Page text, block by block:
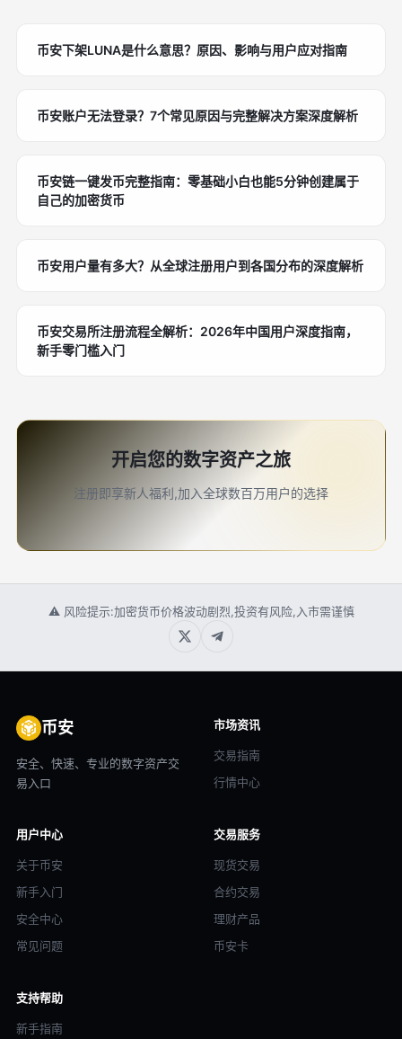
币安下架LUNA是什么意思？原因、影响与用户应对指南
币安账户无法登录？7个常见原因与完整解决方案深度解析
币安链一键发币完整指南：零基础小白也能5分钟创建属于
自己的加密货币
币安用户量有多大？从全球注册用户到各国分布的深度解析
币安交易所注册流程全解析：2026年中国用户深度指南，
新手零门槛入门
开启您的数字资产之旅
注册即享新人福利,加入全球数百万用户的选择
⚠ 风险提示:加密货币价格波动剧烈,投资有风险,入市需谨慎
币安
安全、快速、专业的数字资产交
易入口
市场资讯
交易指南
行情中心
用户中心
关于币安
新手入门
安全中心
常见问题
交易服务
现货交易
合约交易
理财产品
币安卡
支持帮助
新手指南